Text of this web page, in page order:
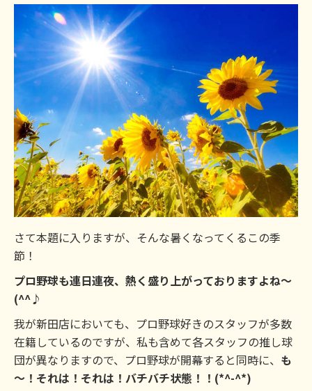
さて本題に入りますが、そんな暑くなってくるこの季
節！
プロ野球も連日連夜、熱く盛り上がっておりますよね～
(^^♪
我が新田店においても、プロ野球好きのスタッフが多数
在籍しているのですが、私も含めて各スタッフの推し球
団が異なりますので、プロ野球が開幕すると同時に、 も
～！それは！それは！バチバチ状態！！(*^-^*)